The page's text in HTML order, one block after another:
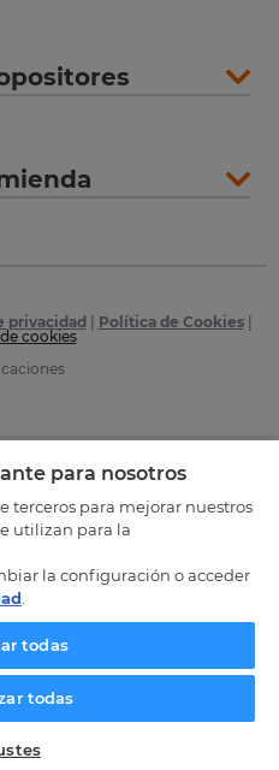
privacidad Política de Cookies|
cookies
para nosotros
terceros para mejorar nuestros
utilizan para la
la configuración o acceder
todas
todas
INFORMACIÓN